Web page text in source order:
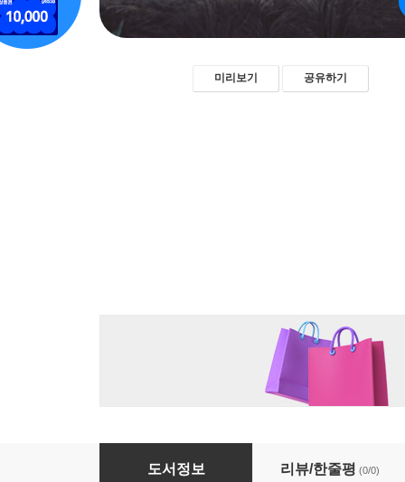
미리보기 공유하기
반딧불 두 손 모아 호호 불며
도서정보 리뷰/한줄평 (0/0)